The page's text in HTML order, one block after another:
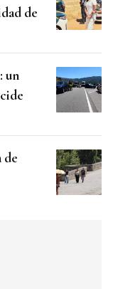
de
un
de